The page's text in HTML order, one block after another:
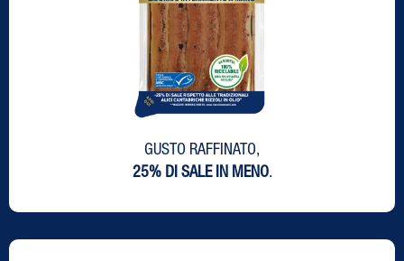
GUSTO RAFFINATO,
25% DI SALE IN MENO.